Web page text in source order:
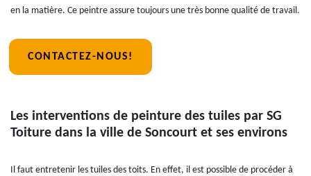
en la matière. Ce peintre assure toujours une très bonne qualité de travail.
CONTACTEZ-NOUS!
Les interventions de peinture des tuiles par SG
Toiture dans la ville de Soncourt et ses environs
Il faut entretenir les tuiles des toits. En effet, il est possible de procéder à